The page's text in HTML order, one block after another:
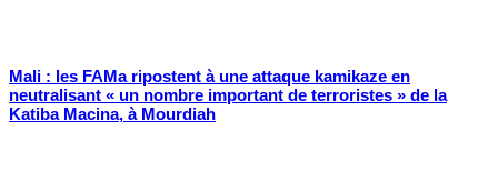
Mali : les FAMa ripostent à une attaque kamikaze en
neutralisant « un nombre important de terroristes » de la
Katiba Macina, à Mourdiah